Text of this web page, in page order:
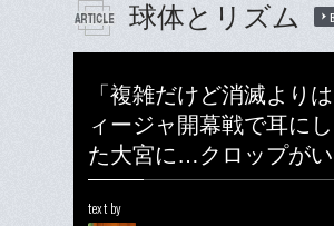
球体とリズム
「複雑だけど消滅より
ィージャ開幕戦で耳に
た大宮に…クロップがい
text by